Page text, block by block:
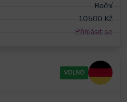
Roční
10500 Kč
Přihlásit se
VOLNO